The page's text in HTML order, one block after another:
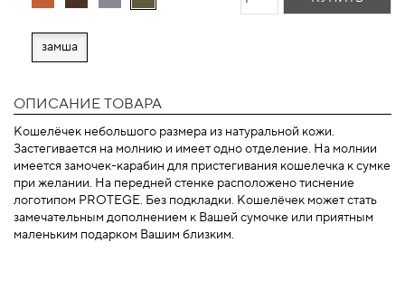
замша
ОПИСАНИЕ ТОВАРА
Кошелёчек небольшого размера из натуральной кожи.
Застегивается на молнию и имеет одно отделение. На молнии
имеется замочек-карабин для пристегивания кошелечка к сумке
при желании. На передней стенке расположено тиснение
логотипом PROTEGE. Без подкладки. Кошелёчек может стать
замечательным дополнением к Вашей сумочке или приятным
маленьким подарком Вашим близким.